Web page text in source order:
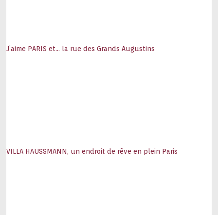
J’aime PARIS et… la rue des Grands Augustins
VILLA HAUSSMANN, un endroit de rêve en plein Paris